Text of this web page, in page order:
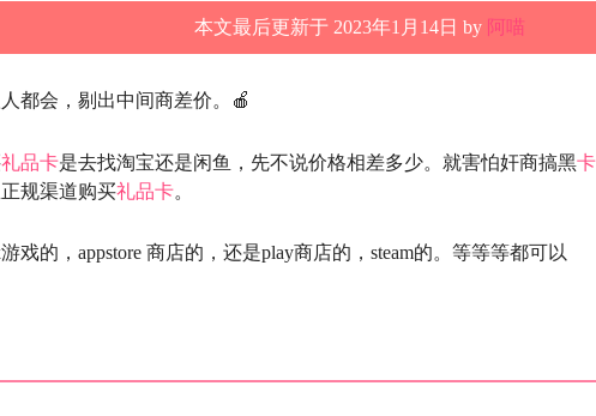
本文最后更新于 2023年1月14日 by 阿喵
人都会，剔出中间商差价。🍎
礼品卡是去找淘宝还是闲鱼，先不说价格相差多少。就害怕奸商搞黑卡
规渠道购买礼品卡。
戏的，appstore 商店的，还是play商店的，steam的。等等等都可以